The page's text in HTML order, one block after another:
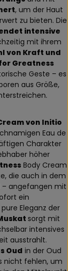
, um der Haut
zu bieten. Die
intensive
mit ihrem
von Kraft und
Greatness
Geste – es
aus Größe,
von Initio
Eau de
Charakter
höher
Body Cream
die auch in dem
– angefangen mit
ein
Eleganz der
sorgt mit
intensives
ausstrahlt.
Oud in der Oud
nicht fehlen, um